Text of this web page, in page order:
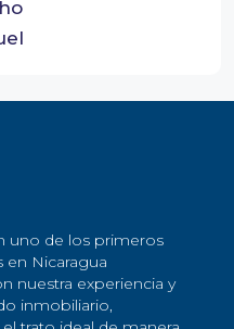
uno de los primeros
en Nicaragua
nuestra experiencia y
inmobiliario,